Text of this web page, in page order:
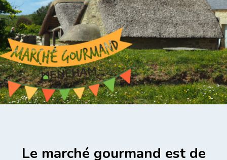
Le marché gourmand est de